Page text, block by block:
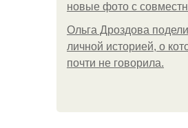
новые фото с
Ольга Дроздова
личной историей, о
почти не говорила.